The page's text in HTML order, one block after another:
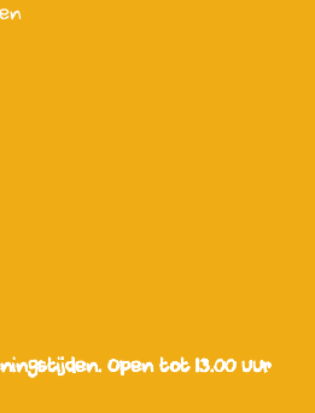
Open tot 13.00 uur